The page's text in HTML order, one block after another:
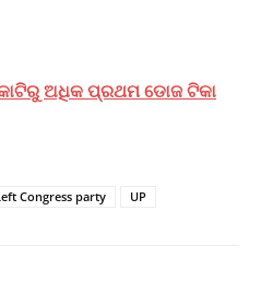
ଅଧିକ ପ୍ରଥମ ଡୋଜ ଟିକା
Congress party UP